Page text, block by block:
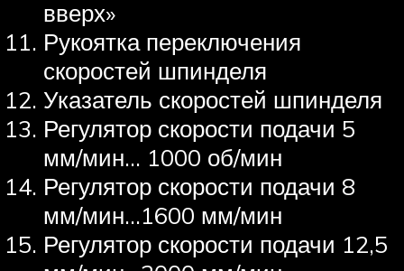
вверх»
Рукоятка переключения
скоростей шпинделя
Указатель скоростей шпинделя
Регулятор скорости подачи 5
мм/мин… 1000 об/мин
Регулятор скорости подачи 8
мм/мин…1600 мм/мин
Регулятор скорости подачи 12,5